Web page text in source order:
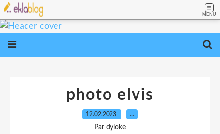
MENU
photo elvis
12.02.2023 …
Par dyloke